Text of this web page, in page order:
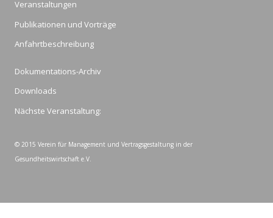
Veranstaltungen
Publikationen und Vorträge
Anfahrtbeschreibung
Dokumentations-Archiv
Downloads
Nächste Veranstaltung:
© 2015 Verein für Management und Vertragsgestaltung in der
Gesundheitswirtschaft e.V.